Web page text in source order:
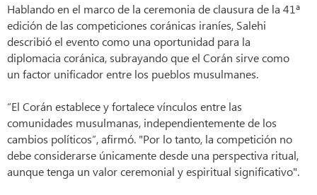
Hablando en el marco de la ceremonia de clausura de la 41ª
edición de las competiciones coránicas iraníes, Salehi
describió el evento como una oportunidad para la
diplomacia coránica, subrayando que el Corán sirve como
un factor unificador entre los pueblos musulmanes.
“El Corán establece y fortalece vínculos entre las
comunidades musulmanas, independientemente de los
cambios políticos”, afirmó. "Por lo tanto, la competición no
debe considerarse únicamente desde una perspectiva ritual,
aunque tenga un valor ceremonial y espiritual significativo".